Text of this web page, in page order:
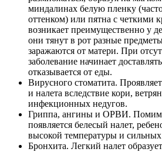
миндалинах белую пленку
оттенком) или пятна с четкими
возникает преимущественно у
они тянут в рот разные
заражаются от матери. При
заболевание начинает
отказывается от еды.
Вирусного стоматита.
и налета вследствие кори,
инфекционных недугов.
Гриппа, ангины и ОРВИ.
появляется белесый налет,
высокой температуры и сильных
Бронхита. Легкий налет